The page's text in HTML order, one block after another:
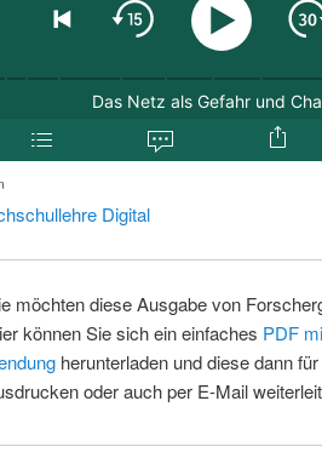
Digital
möchten diese Ausgabe von
können Sie sich ein einfaches PDF
herunterladen und diese dann
oder auch per E-Mail